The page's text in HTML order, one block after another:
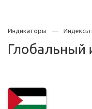
Индикаторы Индексы
Глобальный